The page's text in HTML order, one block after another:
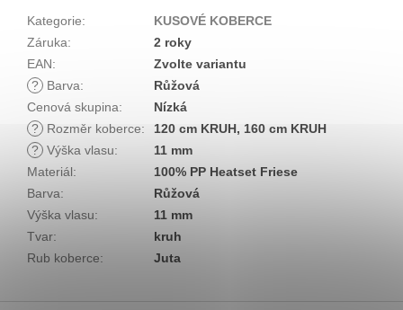
Kategorie:
KUSOVÉ KOBERCE
Záruka:
2 roky
EAN:
Zvolte variantu
?
Barva:
Růžová
Cenová skupina:
Nízká
?
Rozměr koberce:
120 cm KRUH, 160 cm KRUH
? Výška vlasu:
11 mm
Materiál:
100% PP Heatset Friese
Barva:
Růžová
Výška vlasu:
11 mm
Tvar:
kruh
Rub koberce: Juta